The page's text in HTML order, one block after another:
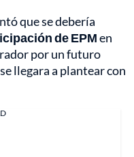
que se debería
de EPMen
por un futuro
llegara a plantear con